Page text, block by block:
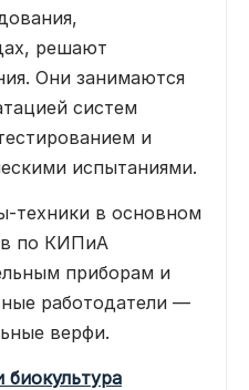
решают
Они занимаются
систем
и
испытаниями.
техники в основном
по КИПиА
приборам и
работодатели —
верфи.